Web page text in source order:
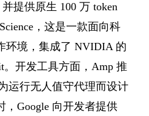
提供原生 100 万 token
，这是一款面向科
环境，集成了 NVIDIA 的
。开发工具方面，Amp 推
运行无人值守代理而设计
，Google 向开发者提供